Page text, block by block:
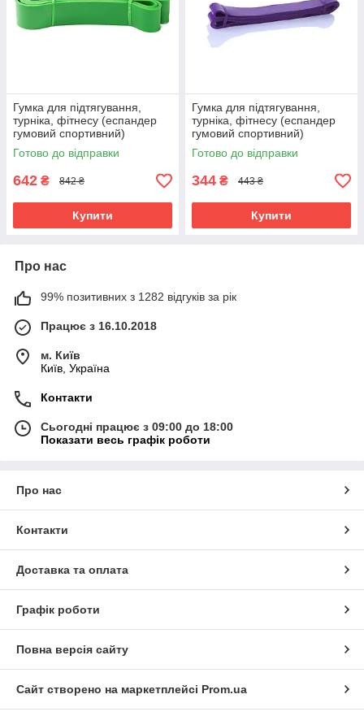
Гумка для підтягування,
турніка, фітнесу (еспандер
гумовий спортивний)
2080x44 мм OSPORT (MS
1878)
Готово до відправки
642 ₴ 842 ₴
Купити
Гумка для підтягування,
турніка, фітнесу (еспандер
гумовий спортивний)
2080x19 мм OSPORT (MS
1876)
Готово до відправки
344 ₴ 443 ₴
Купити
Про нас
99% позитивних з 1282 відгуків за рік
Працює з 16.10.2018
м. Київ
Київ, Україна
Контакти
Сьогодні працює з 09:00 до 18:00
Показати весь графік роботи
Про нас
Контакти
Доставка та оплата
Графік роботи
Повна версія сайту
Сайт створено на маркетплейсі Prom.ua